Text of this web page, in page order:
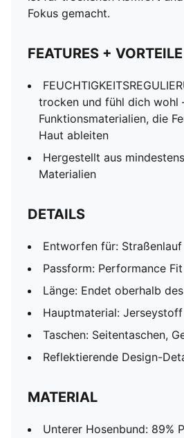
Fokus gemacht.
FEATURES + VORTEILE
trocken und fühl dich wohl
Funktionsmaterialien, die
Haut ableiten
Hergestellt aus
Materialien
DETAILS
Entworfen für: Straßenlauf
Passform: Performance Fit
Länge: Endet oberhalb
Hauptmaterial: Jerseystoff
Taschen: Seitentaschen,
Reflektierende Design-
MATERIAL
Unterer Hosenbund: 89%